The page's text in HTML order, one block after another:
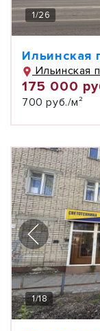
1/26
Ильинская
Ильинская
175 000
700 руб./м²
1/18